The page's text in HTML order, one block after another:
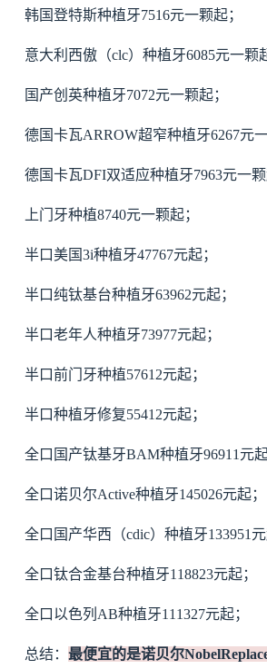
韩国登特斯种植牙7516元一颗起；
意大利西傲（clc）种植牙6085元一颗
国产创英种植牙7072元一颗起；
德国卡瓦ARROW超窄种植牙6267元一
德国卡瓦DFI双适应种植牙7963元一颗
上门牙种植8740元一颗起；
半口美国3i种植牙47767元起；
半口纯钛基台种植牙63962元起；
半口老年人种植牙73977元起；
半口前门牙种植57612元起；
半口种植牙修复55412元起；
全口国产钛基牙BAM种植牙96911元起
全口诺贝尔Active种植牙145026元起；
全口国产华西（cdic）种植牙133951元
全口钛合金基台种植牙118823元起；
全口以色列AB种植牙111327元起；
总结：最便宜的是诺贝尔